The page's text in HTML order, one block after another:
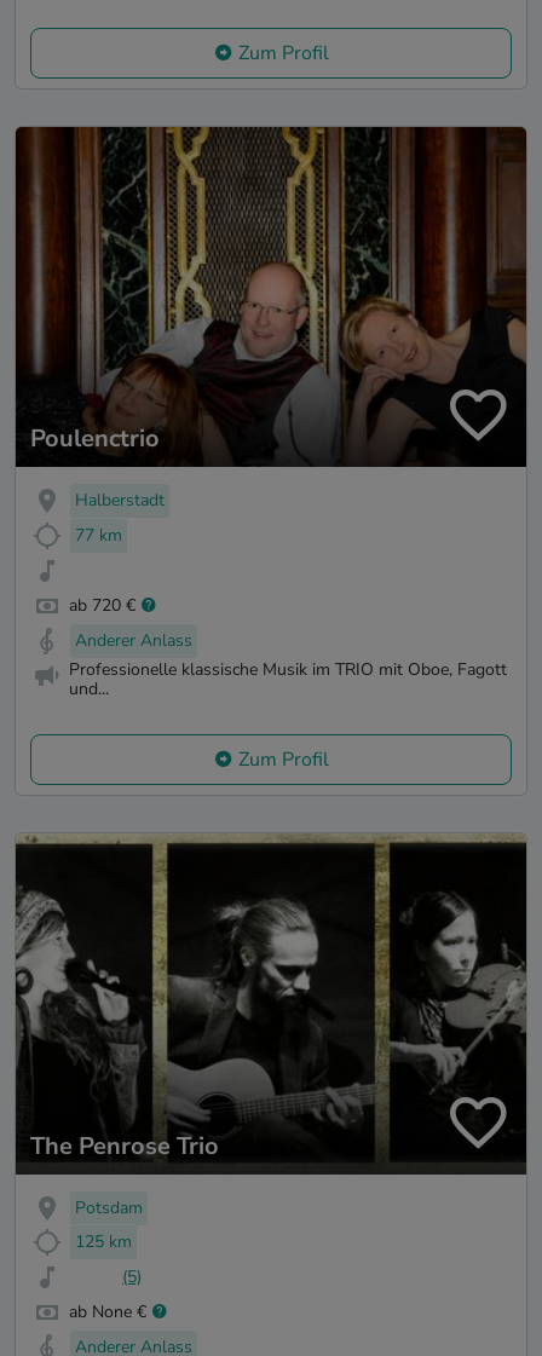
Zum Profil
Poulenctrio
Halberstadt
77 km
ab 720 €
Anderer Anlass
Professionelle klassische Musik im TRIO mit Oboe, Fagott
und...
Zum Profil
The Penrose Trio
Potsdam
125 km
(5)
ab None €
Anderer Anlass